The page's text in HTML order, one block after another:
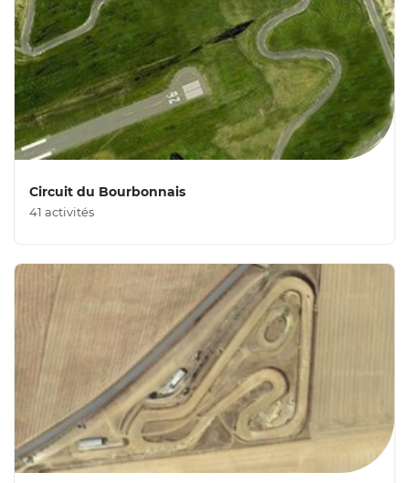
Circuit du Bourbonnais
41 activités